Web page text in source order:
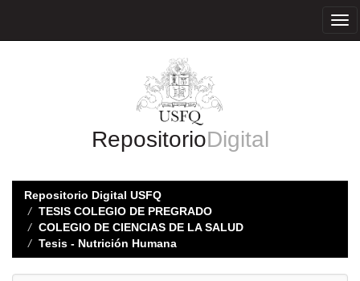
RepositorioDigital
Repositorio Digital USFQ
TESIS COLEGIO DE PREGRADO
COLEGIO DE CIENCIAS DE LA SALUD
Tesis - Nutrición Humana